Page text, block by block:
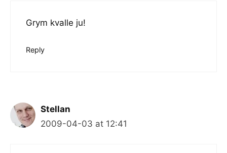
Grym kvalle ju!
Reply
Stellan
2009-04-03 at 12:41